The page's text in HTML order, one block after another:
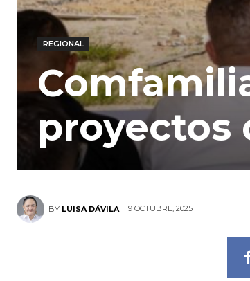
REGIONAL
proyectos
BY LUISA DÁVILA 9 OCTUBRE, 2025